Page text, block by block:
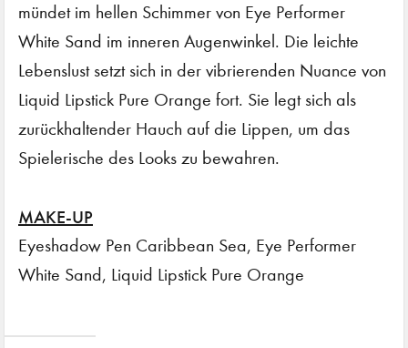
mündet im hellen Schimmer von Eye Performer
White Sand im inneren Augenwinkel. Die leichte
Lebenslust setzt sich in der vibrierenden Nuance von
Liquid Lipstick Pure Orange fort. Sie legt sich als
zurückhaltender Hauch auf die Lippen, um das
Spielerische des Looks zu bewahren.
MAKE-UP
Eyeshadow Pen Caribbean Sea, Eye Performer
White Sand, Liquid Lipstick Pure Orange